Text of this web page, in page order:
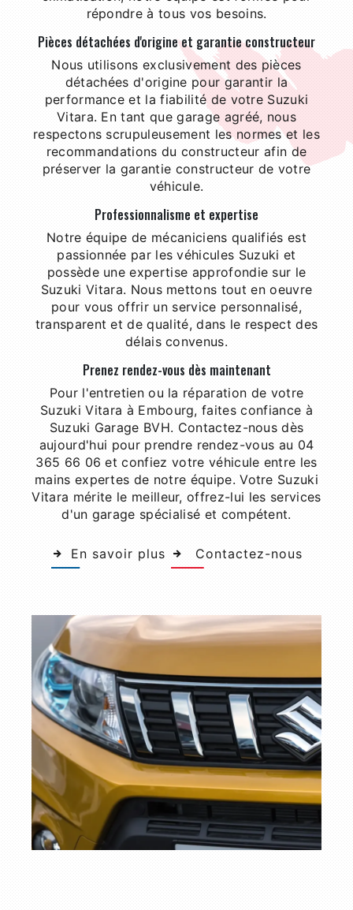
répondre à tous vos besoins.
Pièces détachées d'origine et garantie constructeur
Nous utilisons exclusivement des pièces
détachées d'origine pour garantir la
performance et la fiabilité de votre Suzuki
Vitara. En tant que garage agréé, nous
respectons scrupuleusement les normes et les
recommandations du constructeur afin de
préserver la garantie constructeur de votre
véhicule.
Professionnalisme et expertise
Notre équipe de mécaniciens qualifiés est
passionnée par les véhicules Suzuki et
possède une expertise approfondie sur le
Suzuki Vitara. Nous mettons tout en oeuvre
pour vous offrir un service personnalisé,
transparent et de qualité, dans le respect des
délais convenus.
Prenez rendez-vous dès maintenant
Pour l'entretien ou la réparation de votre
Suzuki Vitara à Embourg, faites confiance à
Suzuki Garage BVH. Contactez-nous dès
aujourd'hui pour prendre rendez-vous au 04
365 66 06 et confiez votre véhicule entre les
mains expertes de notre équipe. Votre Suzuki
Vitara mérite le meilleur, offrez-lui les services
d'un garage spécialisé et compétent.
En savoir plus Contactez-nous